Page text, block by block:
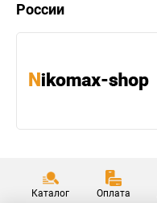
России
Каталог Оплата